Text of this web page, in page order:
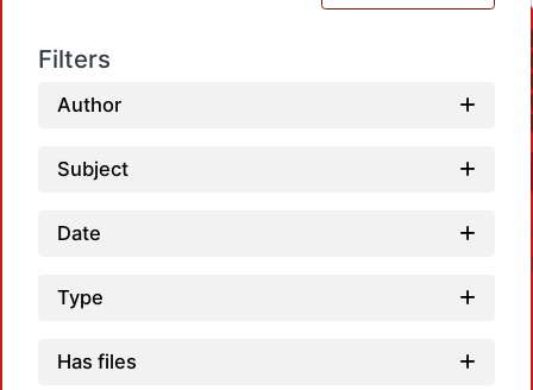
Filters
Author
Subject
Date
Type
Has files